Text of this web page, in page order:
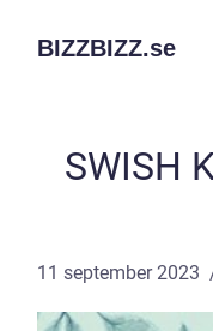
BIZZBIZZ.se
SWISH
11 september 2023